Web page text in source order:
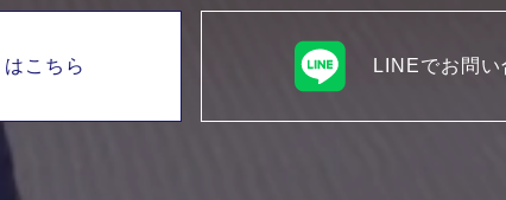
こちら LINEでお問い